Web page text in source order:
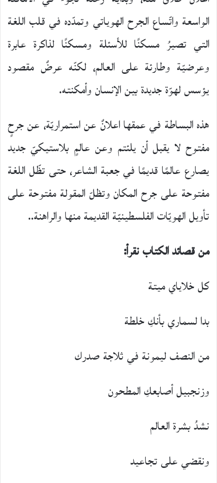
الواسعة واتّساع الجرح الهوياتي وتمدّده في قلب اللغة
التي تصيرُ مسكنًا للأسئلة ومسكنًا لذاكرة عابرة
وعرضيّة وطارئة على العالم، لكنّه عرضٌ مقصود
يؤسس لهوّة جديدة بين الإنسان وأمكنته.
هذه البساطة في عمقها اعلانٌ عن استمراريّة، عن جرحٍ
مفتوح لا يقبل أن يلئتم وعن عالمٍ بلاستيكيّ جديد
يصارع عالمًا قديمًا في جعبة الشاعر، حتى تظّل اللغة
مفتوحة على جرح المكان وتظلّ المقولة مفتوحة على
تأويل الهويّات الفلسطينيّة القديمة منها والراهنة..
من قصائد الكتاب نقرأ:
كل خلاياي ميتة
بدا لسماري بأنكِ خلطة
من النصف ليمونة في ثلاجة صدرك
وزنجبيل أصابعكِ المطحون
نشدُ بشرة العالم
ونقضي على تجاعيد